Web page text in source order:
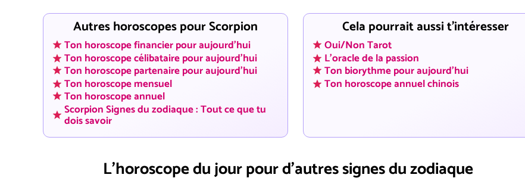
Autres horoscopes pour Scorpion
Ton horoscope financier pour aujourd'hui
Ton horoscope célibataire pour aujourd'hui
Ton horoscope partenaire pour aujourd'hui
Ton horoscope mensuel
Ton horoscope annuel
Scorpion Signes du zodiaque : Tout ce que tu
dois savoir
Cela pourrait aussi t'intéresser
Oui/Non Tarot
L'oracle de la passion
Ton biorythme pour aujourd'hui
Ton horoscope annuel chinois
L'horoscope du jour pour d'autres signes du zodiaque